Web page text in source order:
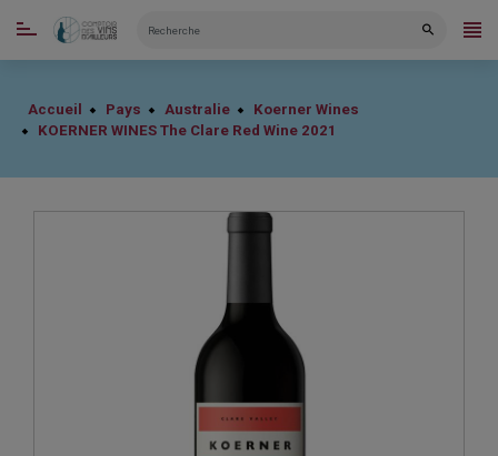
CATÉGORIES
Accueil Pays Australie
Koerner Wines
KOERNER WINES The Clare Red Wine 2021